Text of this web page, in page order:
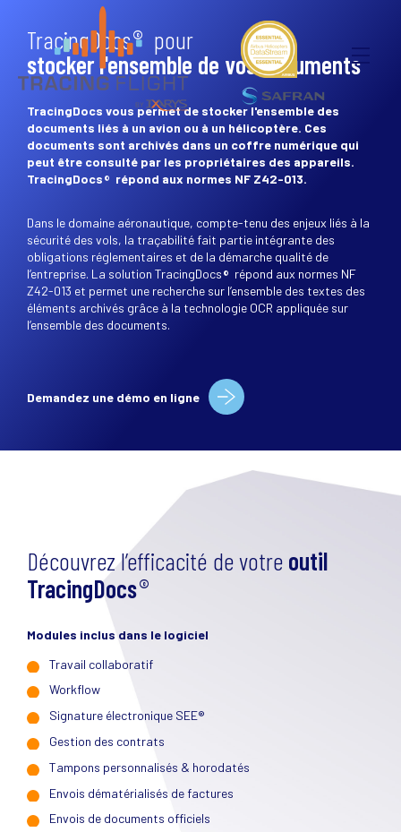
TracingDocs©
pour
stocker l'ensemble de vos documents
TracingDocs vous permet de stocker l'ensemble des
documents liés à un avion ou à un hélicoptère. Ces
documents sont archivés dans un coffre numérique qui
peut être consulté par les propriétaires des appareils.
TracingDocs © répond aux normes NF Z42-013.
Dans le domaine aéronautique, compte-tenu des enjeux liés à la
sécurité des vols, la traçabilité fait partie intégrante des
obligations réglementaires et de la démarche qualité de
l’entreprise. La solution TracingDocs ©
répond aux normes NF
Z42-013 et permet une recherche sur l’ensemble des textes des
éléments archivés grâce à la technologie OCR appliquée sur
l’ensemble des documents.
Demandez une démo en ligne
Découvrez l’efficacité de votre outil
TracingDocs©
Modules inclus dans le logiciel
Travail collaboratif
Workflow
Signature électronique SEE®
Gestion des contrats
Tampons personnalisés & horodatés
Envois dématérialisés de factures
Envois de documents officiels
Panneau de gestion des cookies